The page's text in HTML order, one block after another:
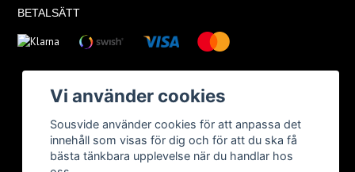
BETALSÄTT
Vi använder cookies
Sousvide använder cookies för att anpassa det
innehåll som visas för dig och för att du ska få
bästa tänkbara upplevelse när du handlar hos